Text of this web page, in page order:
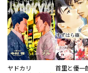
ヤドカリ 首里と優一